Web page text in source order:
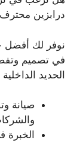
درابزين
نوفر لك أفضل
في تصميم
الحديد
صيانة
الخبرة